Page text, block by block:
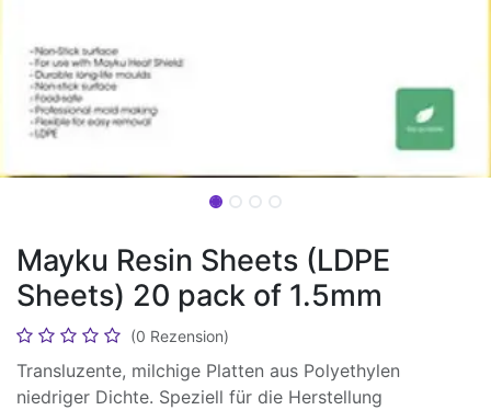
Mayku Resin Sheets (LDPE
Sheets) 20 pack of 1.5mm
(0 Rezension)
Transluzente, milchige Platten aus Polyethylen
niedriger Dichte. Speziell für die Herstellung